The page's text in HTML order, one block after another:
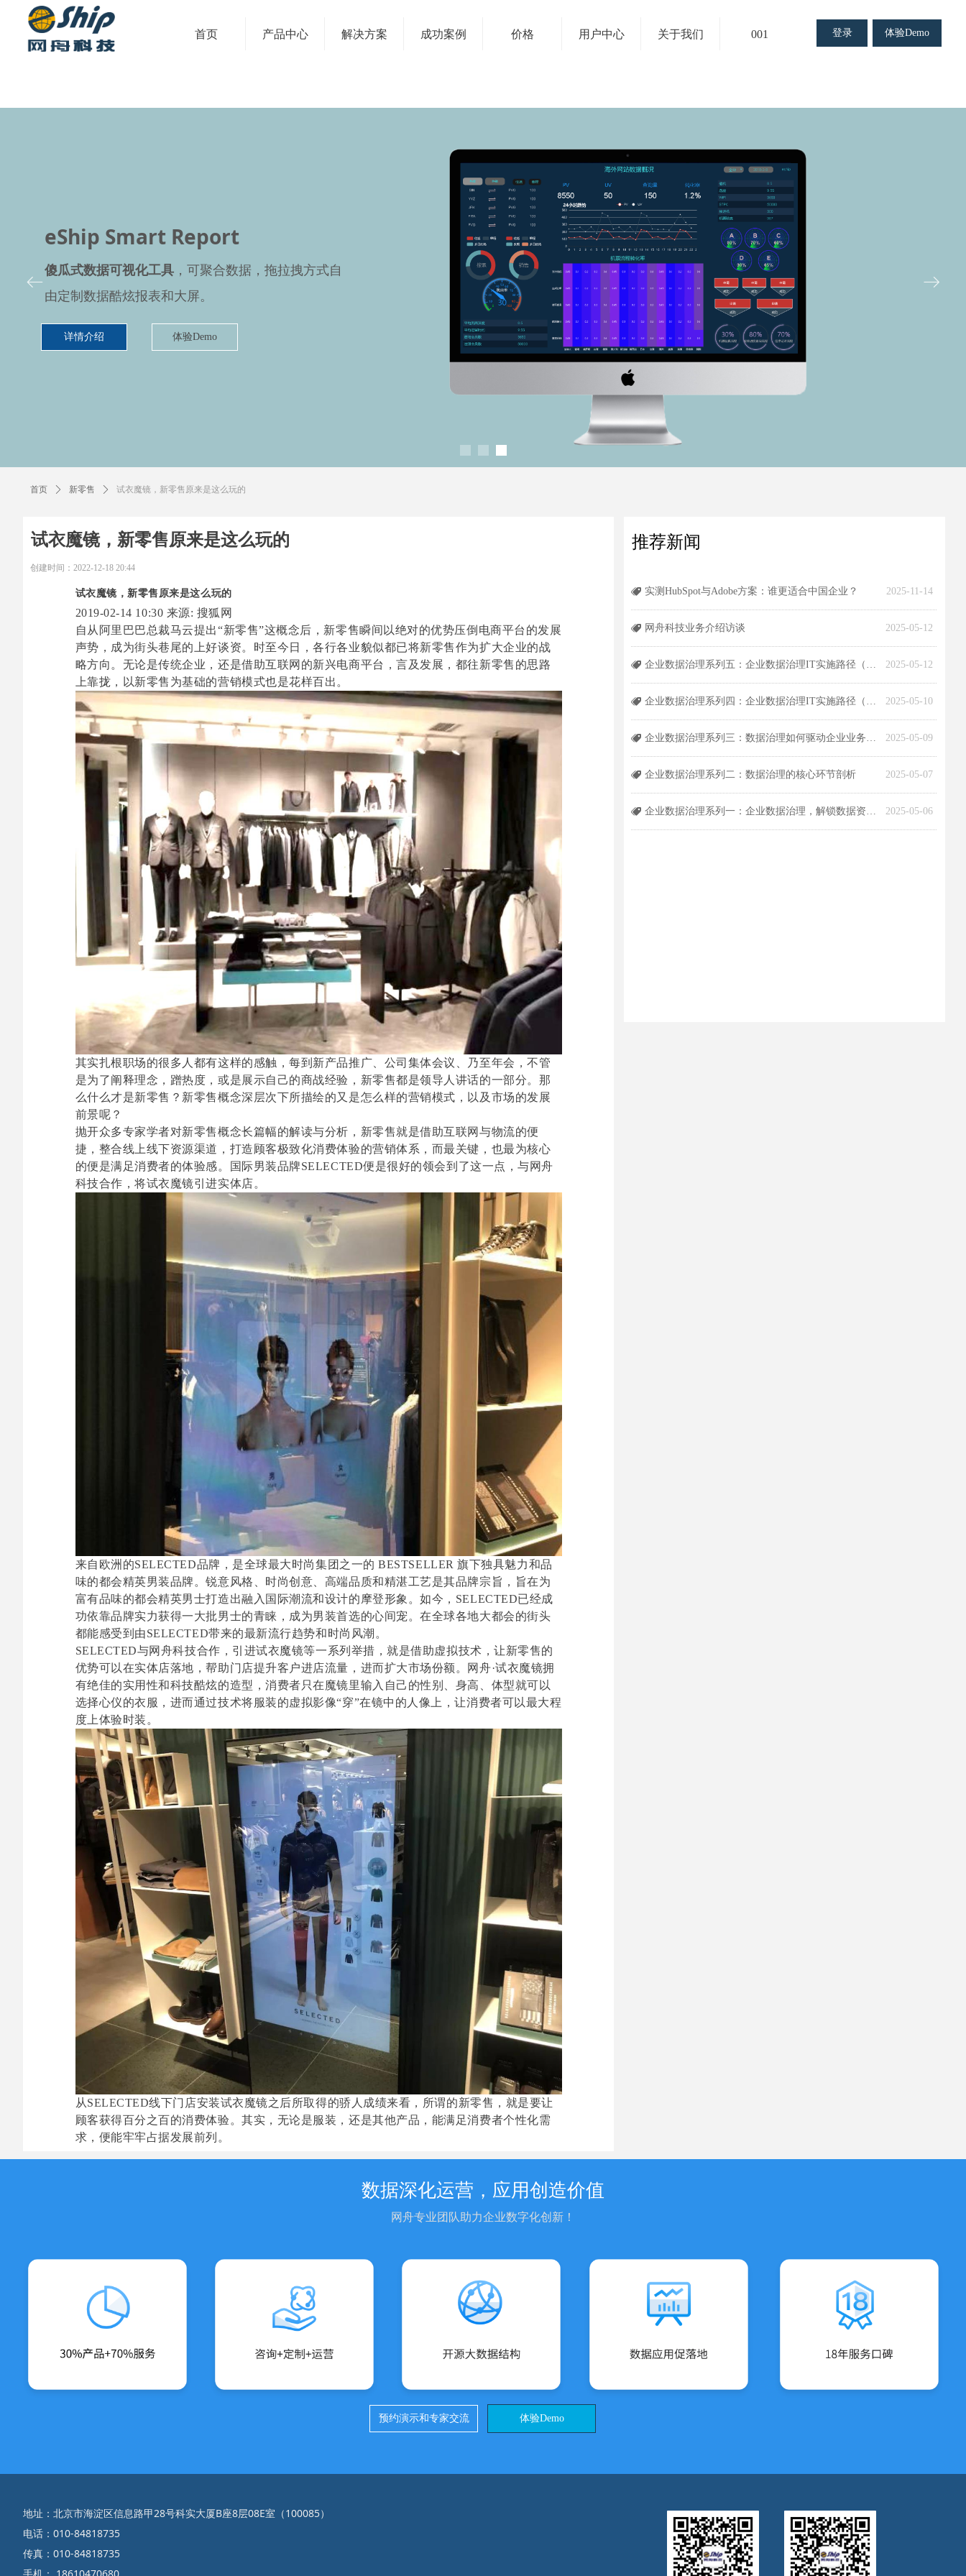
体验Demo
首页 产品中心 解决方案 成功案例 价格 用户中心 关于我们 001 登录
首页 ꄲ 新零售 ꄲ 试衣魔镜，新零售原来是这么玩的
试衣魔镜，新零售原来是这么玩的
试衣魔镜，新零售原来是这么玩的
2019-02-14 10:30 来源: 搜狐网
自从阿里巴巴总裁马云提出“新零售”这概念后，新零售瞬间以绝对的优势压倒电商平台的发展
声势，成为街头巷尾的上好谈资。时至今日，各行各业貌似都已将新零售作为扩大企业的战
略方向。无论是传统企业，还是借助互联网的新兴电商平台，言及发展，都往新零售的思路
上靠拢，以新零售为基础的营销模式也是花样百出。
其实扎根职场的很多人都有这样的感触，每到新产品推广、公司集体会议、乃至年会，不管
是为了阐释理念，蹭热度，或是展示自己的商战经验，新零售都是领导人讲话的一部分。那
么什么才是新零售？新零售概念深层次下所描绘的又是怎么样的营销模式，以及市场的发展
前景呢？
抛开众多专家学者对新零售概念长篇幅的解读与分析，新零售就是借助互联网与物流的便
捷，整合线上线下资源渠道，打造顾客极致化消费体验的营销体系，而最关键，也最为核心
的便是满足消费者的体验感。国际男装品牌SELECTED便是很好的领会到了这一点，与网舟
科技合作，将试衣魔镜引进实体店。
来自欧洲的SELECTED品牌，是全球最大时尚集团之一的 BESTSELLER 旗下独具魅力和品
味的都会精英男装品牌。锐意风格、时尚创意、高端品质和精湛工艺是其品牌宗旨，旨在为
富有品味的都会精英男士打造出融入国际潮流和设计的摩登形象。如今，SELECTED已经成
功依靠品牌实力获得一大批男士的青睐，成为男装首选的心间宠。在全球各地大都会的街头
都能感受到由SELECTED带来的最新流行趋势和时尚风潮。
SELECTED与网舟科技合作，引进试衣魔镜等一系列举措，就是借助虚拟技术，让新零售的
优势可以在实体店落地，帮助门店提升客户进店流量，进而扩大市场份额。网舟·试衣魔镜拥
有绝佳的实用性和科技酷炫的造型，消费者只在魔镜里输入自己的性别、身高、体型就可以
选择心仪的衣服，进而通过技术将服装的虚拟影像“穿”在镜中的人像上，让消费者可以最大程
度上体验时装。
从SELECTED线下门店安装试衣魔镜之后所取得的骄人成绩来看，所谓的新零售，就是要让
顾客获得百分之百的消费体验。其实，无论是服装，还是其他产品，能满足消费者个性化需
求，便能牢牢占据发展前列。
创建时间： 2022-12-18 20:44
推荐新闻
2025-11-14
뀄 实测HubSpot与Adobe方案：谁更适合中国企业？
2025-05-12
뀄 网舟科技业务介绍访谈
2025-05-12
뀄 企业数据治理系列五：企业数据治理IT实施路径（下）
2025-05-10
뀄 企业数据治理系列四：企业数据治理IT实施路径（上）
2025-05-09
뀄 企业数据治理系列三：数据治理如何驱动企业业务创新发展
2025-05-07
뀄 企业数据治理系列二：数据治理的核心环节剖析
2025-05-06
뀄 企业数据治理系列一：企业数据治理，解锁数据资产价值
eShip Smart Report
傻瓜式数据可视化工具 ，可聚合数据，拖拉拽方式自
由定制数据酷炫报表和大屏。
详情介绍 体验Demo
ꂃ ꁹ
地址：北京市海淀区信息路甲28号科实大厦B座8层08E室（100085）
电话：010-84818735
传真：010-84818735
数据深化运营，应用创造价值
网舟专业团队助力企业数字化创新！
预约演示和专家交流 体验Demo